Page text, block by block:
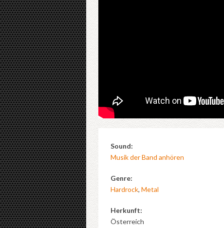
Sound:
Musik der Band anhören
Genre:
Hardrock, Metal
Herkunft:
Österreich